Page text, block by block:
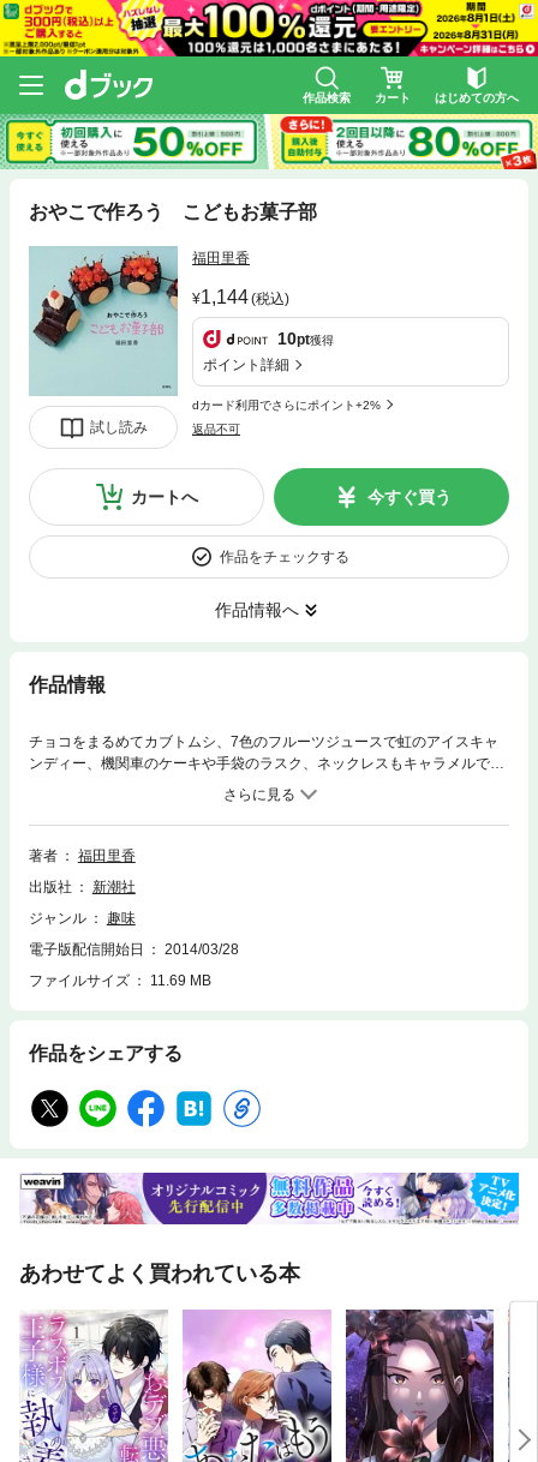
作品検索 カート はじめての方へ
おやこで作ろう こどもお菓子部
試し読み
福田里香
1,144(税込)
10pt獲得
ポイント詳細
dカード利用でさらにポイント+2%
返品不可
カートへ 今すぐ買う
作品をチェックする
作品情報へ
作品情報
チョコをまるめてカブトムシ、7色のフルーツジュースで虹のアイスキャ
ンディー、機関車のケーキや手袋のラスク、ネックレスもキャラメルで作
ってみよう！ こどもたちが大好きなモチーフをテーマにして、おもちゃ
に触れるようにわくわくできるお菓子作り。自由研究に、ハロウィンに。
季節ごとに楽しめる簡単レシピがたくさん！
著者
福田里香
出版社
新潮社
ジャンル
趣味
電子版配信開始日
2014/03/28
ファイルサイズ
11.69 MB
作品をシェアする
あわせてよく買われている本